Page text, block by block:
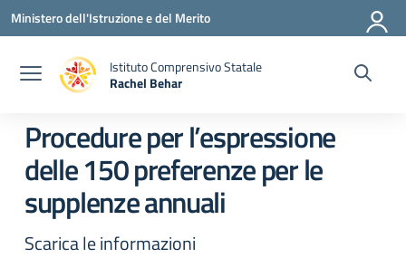
Vai ai contenuti
Vai al menu di navigazione
Vai al footer
Ministero dell'Istruzione e del Merito
Istituto Comprensivo Statale
Rachel Behar
Procedure per l’espressione
delle 150 preferenze per le
supplenze annuali
Scarica le informazioni